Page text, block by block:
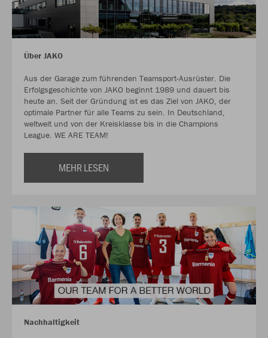
Über JAKO
Aus der Garage zum führenden Teamsport-Ausrüster. Die
Erfolgsgeschichte von JAKO beginnt 1989 und dauert bis
heute an. Seit der Gründung ist es das Ziel von JAKO, der
optimale Partner für alle Teams zu sein. In Deutschland,
weltweit und von der Kreisklasse bis in die Champions
League. WE ARE TEAM!
MEHR LESEN
Nachhaltigkeit